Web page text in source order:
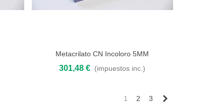
Añadir al carrito
Metacrilato CN Incoloro 5MM
301,48 € (impuestos inc.)
1 2 3